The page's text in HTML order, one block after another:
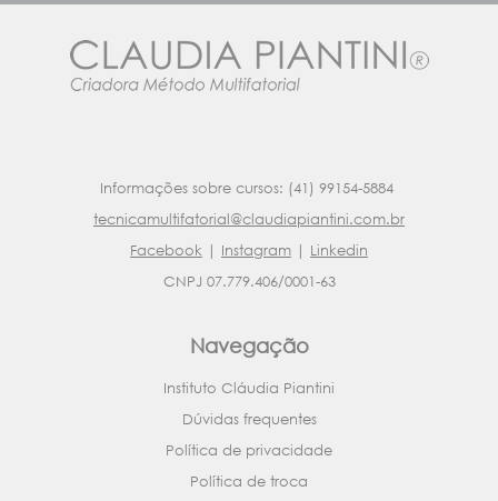
Informações sobre cursos: (41) 99154-5884
tecnicamultifatorial@claudiapiantini.com.br
Facebook | Instagram | Linkedin
CNPJ 07.779.406/0001-63
Navegação
Instituto Cláudia Piantini
Dúvidas frequentes
Política de privacidade
Política de troca